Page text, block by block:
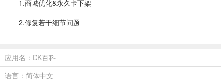
1.商城优化&永久卡下架
2.修复若干细节问题
应用名：DK百科
语言：简体中文